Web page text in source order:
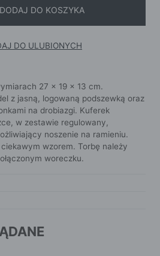
DODAJ DO KOSZYKA
DO ULUBIONYCH
27 × 19 × 13 cm.
z jasną, logowaną podszewką oraz
na drobiazgi. Kuferek
w zestawie regulowany,
noszenie na ramieniu.
wzorem. Torbę należy
woreczku.